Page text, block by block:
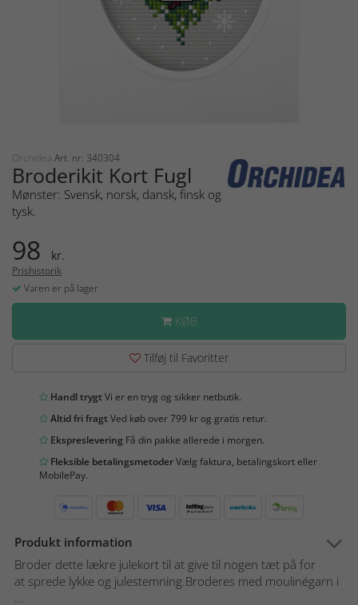
Orchidea Art. nr: 340304
Broderikit Kort Fugl
Mønster: Svensk, norsk, dansk, finsk og
tysk.
98 kr.
Prishistorik
Varen er på lager
KØB
Tilføj til Favoritter
Handl trygtVi er en tryg og sikker netbutik.
Altid fri fragtVed køb over 799 kr og gratis retur.
Ekspreslevering Få din pakke allerede i morgen.
Fleksible betalingsmetoderVælg faktura, betalingskort eller
MobilePay.
Produkt information
Broder dette lækre julekort til at give til nogen tæt på for
at sprede lykke og julestemning.Broderes med moulinégarn i
...